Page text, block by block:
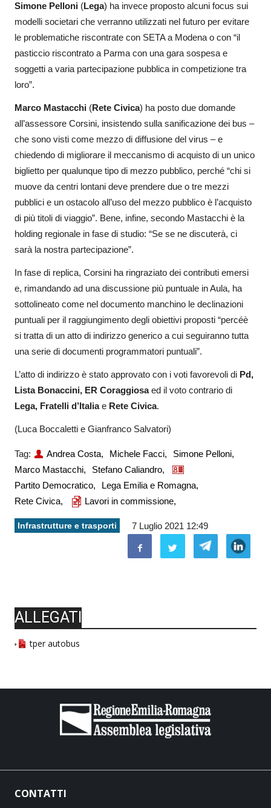
Simone Pelloni (Lega) ha invece proposto alcuni focus sui
modelli societari che verranno utilizzati nel futuro per evitare
le problematiche riscontrate con SETA a Modena o con “il
pasticcio riscontrato a Parma con una gara sospesa e
soggetti a varia partecipazione pubblica in competizione tra
loro”.
Marco Mastacchi (Rete Civica) ha posto due domande
all’assessore Corsini, insistendo sulla sanificazione dei bus –
che sono visti come mezzo di diffusione del virus – e
chiedendo di migliorare il meccanismo di acquisto di un unico
biglietto per qualunque tipo di mezzo pubblico, perché “chi si
muove da centri lontani deve prendere due o tre mezzi
pubblici e un ostacolo all’uso del mezzo pubblico è l’acquisto
di più titoli di viaggio”. Bene, infine, secondo Mastacchi è la
holding regionale in fase di studio: “Se se ne discuterà, ci
sarà la nostra partecipazione”.
In fase di replica, Corsini ha ringraziato dei contributi emersi
e, rimandando ad una discussione più puntuale in Aula, ha
sottolineato come nel documento manchino le declinazioni
puntuali per il raggiungimento degli obiettivi proposti “percéè
si tratta di un atto di indirizzo generico a cui seguiranno tutta
una serie di documenti programmatori puntuali”.
L’atto di indirizzo è stato approvato con i voti favorevoli di Pd,
Lista Bonaccini, ER Coraggiosaed il voto contrario di
Lega, Fratelli d’Italiae Rete Civica.
(Luca Boccaletti e Gianfranco Salvatori)
Tag: Andrea Costa, Michele Facci,
Simone Pelloni,
Marco Mastacchi,
Stefano Caliandro,
Partito Democratico,
Lega Emilia e Romagna,
Rete Civica,
Lavori in commissione,
Infrastrutture e trasporti 7 Luglio 2021 12:49
ALLEGATI
tper autobus
CONTATTI